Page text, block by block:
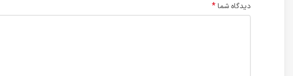
دیدگاه شما*